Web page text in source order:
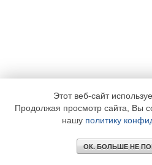
Этот веб-сайт
Продолжая просмотр сайта, Вы
нашу политику
ОК. БОЛЬШЕ НЕ